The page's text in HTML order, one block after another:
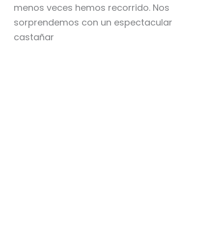
menos veces hemos recorrido. Nos
sorprendemos con un espectacular
castañar